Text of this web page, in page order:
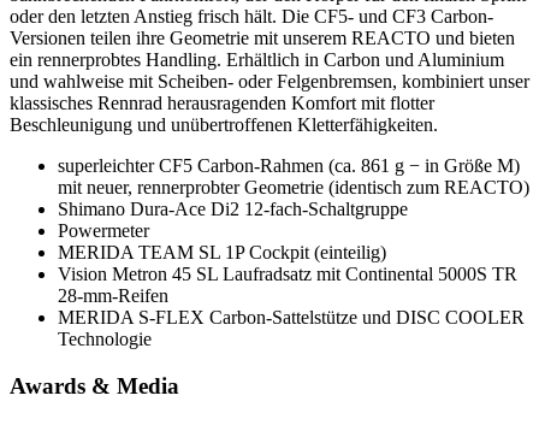
oder den letzten Anstieg frisch hält. Die CF5- und CF3 Carbon-
Versionen teilen ihre Geometrie mit unserem REACTO und bieten
ein rennerprobtes Handling. Erhältlich in Carbon und Aluminium
und wahlweise mit Scheiben- oder Felgenbremsen, kombiniert unser
klassisches Rennrad herausragenden Komfort mit flotter
Beschleunigung und unübertroffenen Kletterfähigkeiten.
superleichter CF5 Carbon-Rahmen (ca. 861 g − in Größe M)
mit neuer, rennerprobter Geometrie (identisch zum REACTO)
Shimano Dura-Ace Di2 12-fach-Schaltgruppe
Powermeter
MERIDA TEAM SL 1P Cockpit (einteilig)
Vision Metron 45 SL Laufradsatz mit Continental 5000S TR
28-mm-Reifen
MERIDA S-FLEX Carbon-Sattelstütze und DISC COOLER
Technologie
Awards & Media